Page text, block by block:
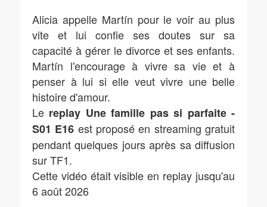
Alicia appelle Martín pour le voir au plus
vite et lui confie ses doutes sur sa
capacité à gérer le divorce et ses enfants.
Martín l'encourage à vivre sa vie et à
penser à lui si elle veut vivre une belle
histoire d'amour.
Le replay Une famille pas si parfaite -
S01 E16 est proposé en streaming gratuit
pendant quelques jours après sa diffusion
sur TF1.
Cette vidéo était visible en replay jusqu'au
6 août 2026